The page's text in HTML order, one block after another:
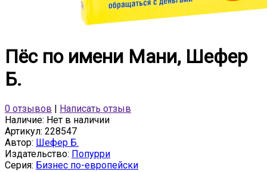
Пёс по имени Мани, Шефер
Б.
0 отзывов
Написать отзыв
Наличие: Нет в наличии
Артикул: 228547
Автор: Шефер Б.
Издательство: Попурри
Серия: Бизнес по-европейски